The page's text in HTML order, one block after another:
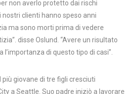
non averlo protetto dai rischi
nostri clienti hanno speso anni
ma sono morti prima di vedere
disse Oslund. “Avere un risultato
l’importanza di questo tipo di casi”.
più giovane di tre figli cresciuti
a Seattle. Suo padre iniziò a lavorare